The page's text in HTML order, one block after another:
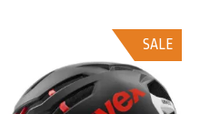
SALE